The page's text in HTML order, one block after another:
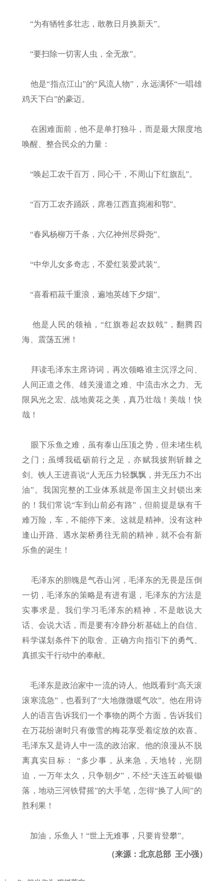
“为有牺牲多壮志，敢教日月换新天”。
“要扫除一切害人虫，全无敌”。
他是“指点江山”的“风流人物”，永远满怀“一唱雄
鸡天下白”的豪迈。
在困难面前，他不是单打独斗，而是最大限度地
唤醒、整合民众的力量：
“唤起工农千百万，同心干，不周山下红旗乱”。
“百万工农齐踊跃，席卷江西直捣湘和鄂”。
“春风杨柳万千条，六亿神州尽舜尧”。
“中华儿女多奇志，不爱红装爱武装”。
“喜看稻菽千重浪，遍地英雄下夕烟”。
他是人民的领袖，“红旗卷起农奴戟”，翻腾四
海、震荡五洲！
拜读毛泽东主席诗词，再次领略谁主沉浮之问、
人间正道之伟、雄关漫道之难、中流击水之力、无
限风光之宏、战地黄花之美，真乃壮哉！美哉！快
哉！
眼下乐鱼之难，虽有泰山压顶之势，但未堵生机
之门；虽缚我砥砺前行之足，亦赋我披荆斩棘之
剑。铁人王进喜说“人无压力轻飘飘，井无压力不出
油”。我国完整的工业体系就是帝国主义封锁出来
的！我们常说“车到山前必有路”，但前提是纵有千
难万险，车，不能停下来。这就是精神。没有这种
逢山开路、遇水架桥勇往无前的精神，就不会有新
乐鱼的诞生！
毛泽东的胆魄是气吞山河，毛泽东的无畏是压倒
一切，毛泽东的策略是有进有退，毛泽东的方法是
实事求是。我们学习毛泽东的精神，不是敢说大
话、会说大话，而是要有冷静分析基础上的自信、
科学谋划条件下的取舍、正确方向指引下的勇气、
真抓实干行动中的奉献。
毛泽东是政治家中一流的诗人。他既看到“高天滚
滚寒流急”，也看到了“大地微微暖气吹”。他在用诗
人的语言告诉我们一个事物的两个方面，告诉我们
在万花纷谢时只有傲雪的梅花享受着绽放的欢喜。
毛泽东又是诗人中一流的政治家。他的浪漫从不脱
离真实目标： “多少事，从来急，天地转，光阴
迫，一万年太久，只争朝夕”，不经“天连五岭银锄
落，地动三河铁臂摇”的大手笔，怎得“换了人间”的
胜利果！
加油，乐鱼人！“世上无难事，只要肯登攀”。
（来源：北京总部 王小强）